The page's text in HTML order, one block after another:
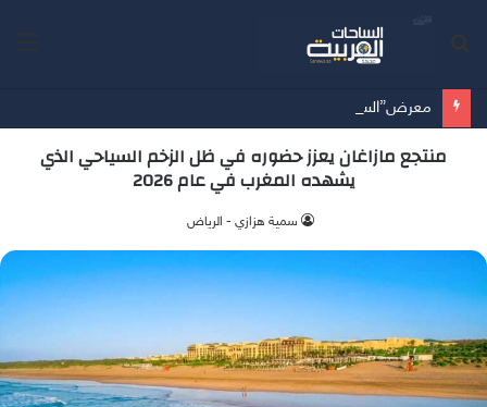
منتجع مازاغان يعزز حضوره في ظل الزخم السياحي الذي
يشهده المغرب في عام 2026
سمية هزازي - الرياض